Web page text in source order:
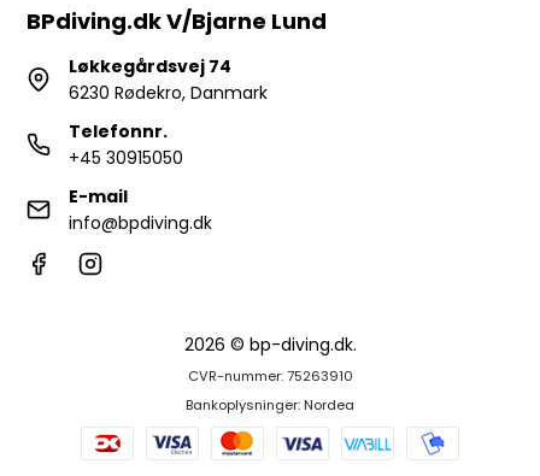
BPdiving.dk V/Bjarne Lund
Løkkegårdsvej 74
6230 Rødekro, Danmark
Telefonnr.
+45 30915050
E-mail
info@bpdiving.dk
2026 © bp-diving.dk.
CVR-nummer: 75263910
Bankoplysninger: Nordea